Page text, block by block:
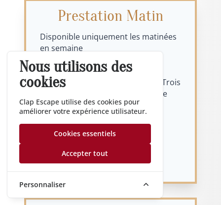
Nous utilisons des
cookies
Clap Escape utilise des cookies pour
améliorer votre expérience utilisateur.
Cookies essentiels
Accepter tout
Personnaliser
Prestation Matin
Disponible uniquement les matinées
en semaine
En option et sur demande : petit
déjeuner chez notre partenaire "Trois
Fois M" : viennoiseries, café, jus de
fruit
restauration le midi chez notre
partenaire "Trois Fois M"